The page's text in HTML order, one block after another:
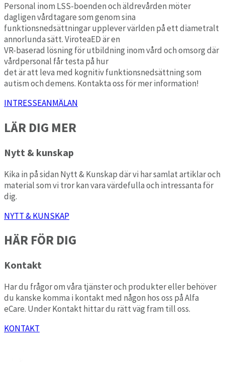
Personal inom LSS-boenden och äldrevården möter
dagligen vårdtagare som genom sina
funktionsnedsättningar upplever världen på ett diametralt
annorlunda sätt. ViroteaED är en
VR-baserad lösning för utbildning inom vård och omsorg där
vårdpersonal får testa på hur
det är att leva med kognitiv funktionsnedsättning som
autism och demens. Kontakta oss för mer information!
INTRESSEANMÄLAN
LÄR DIG MER
Nytt & kunskap
Kika in på sidan Nytt & Kunskap där vi har samlat artiklar och
material som vi tror kan vara värdefulla och intressanta för
dig.
NYTT & KUNSKAP
HÄR FÖR DIG
Kontakt
Har du frågor om våra tjänster och produkter eller behöver
du kanske komma i kontakt med någon hos oss på Alfa
eCare. Under Kontakt hittar du rätt väg fram till oss.
KONTAKT